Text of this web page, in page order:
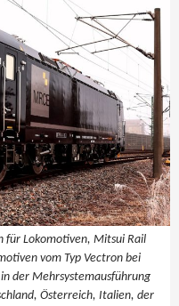
für Lokomotiven, Mitsui Rail
vom Typ Vectron bei
der Mehrsystemausführung
Österreich, Italien, der